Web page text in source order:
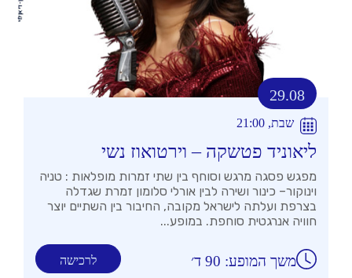
29.08
שבת, 21:00
ליאוניד פטשקה – וירטואוז נשי
מפגש פסגה מרגש וסוחף בין שתי זמרות מופלאות : טניה
וינוקור– כינור ושירה לבין אורלי סלומון זמרת שגדלה
בצרפת ועלתה לישראל מקובה, החיבור בין השתיים יוצר
חוויה אנרגטית סוחפת. במופע...
לרכישה משך המופע: 90 ד׳